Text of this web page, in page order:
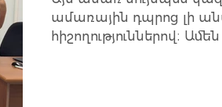
աշխարհ
ամառային դպրոց լի
հիշողություններով։